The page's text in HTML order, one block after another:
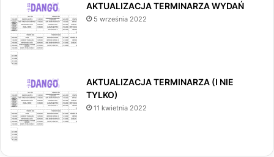
AKTUALIZACJA TERMINARZA WYDAŃ
5 września 2022
AKTUALIZACJA TERMINARZA (I NIE
TYLKO)
11 kwietnia 2022